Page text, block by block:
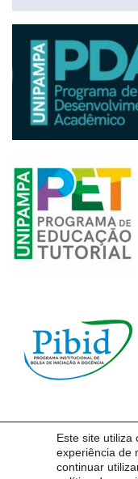
Este site utiliza
experiência de
continuar
Pró-Reitoria de Graduação –
Endereço: Rua Professora